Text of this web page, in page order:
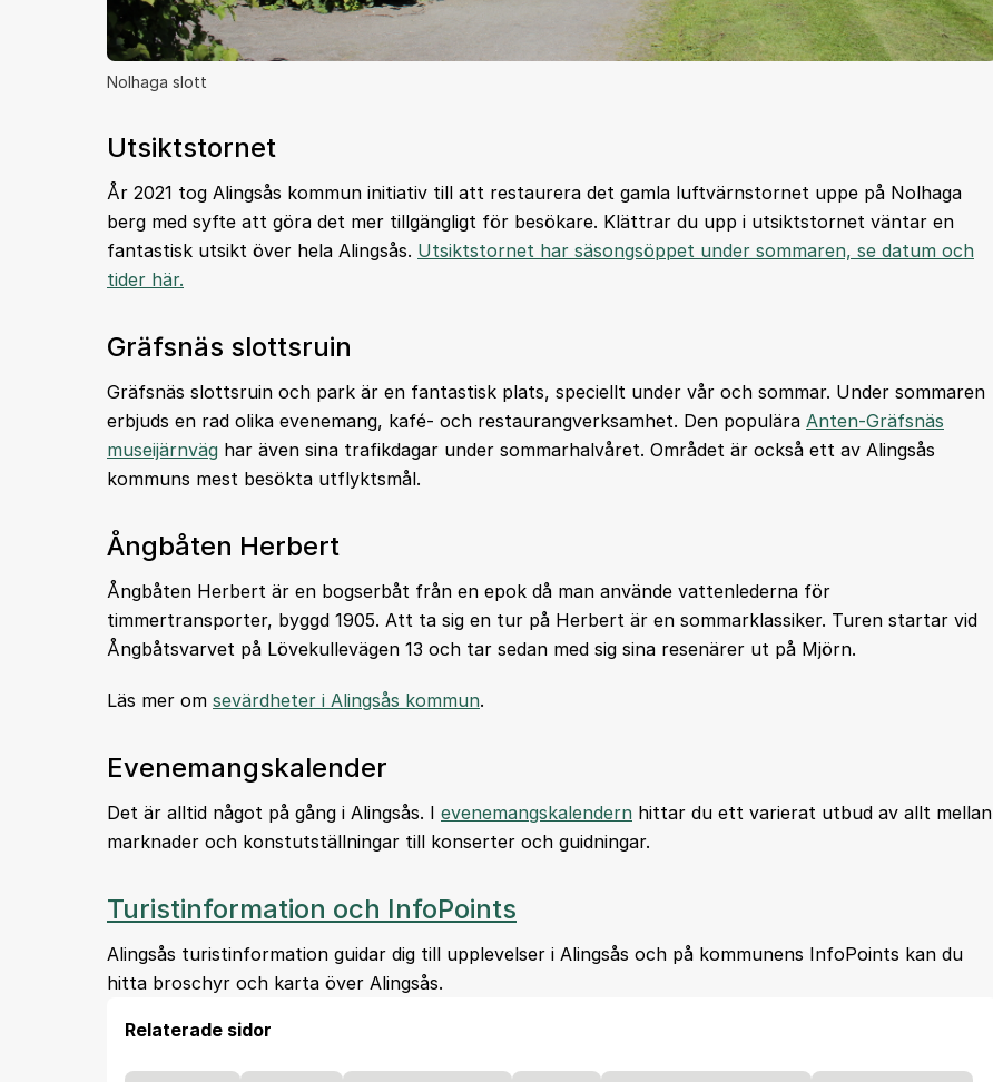
Nolhaga slott
Utsiktstornet
År 2021 tog Alingsås kommun initiativ till att restaurera det gamla luftvärnstornet uppe på Nolhaga
berg med syfte att göra det mer tillgängligt för besökare. Klättrar du upp i utsiktstornet väntar en
fantastisk utsikt över hela Alingsås. Utsiktstornet har säsongsöppet under sommaren, se datum och
tider här.
Gräfsnäs slottsruin
Gräfsnäs slottsruin och park är en fantastisk plats, speciellt under vår och sommar. Under sommaren
erbjuds en rad olika evenemang, kafé- och restaurangverksamhet. Den populära Anten-Gräfsnäs
museijärnväg har även sina trafikdagar under sommarhalvåret. Området är också ett av Alingsås
kommuns mest besökta utflyktsmål.
Ångbåten Herbert
Ångbåten Herbert är en bogserbåt från en epok då man använde vattenlederna för
timmertransporter, byggd 1905. Att ta sig en tur på Herbert är en sommarklassiker. Turen startar vid
Ångbåtsvarvet på Lövekullevägen 13 och tar sedan med sig sina resenärer ut på Mjörn.
Läs mer om sevärdheter i Alingsås kommun.
Evenemangskalender
Det är alltid något på gång i Alingsås. I evenemangskalendern hittar du ett varierat utbud av allt mellan
marknader och konstutställningar till konserter och guidningar.
Turistinformation och InfoPoints
Alingsås turistinformation guidar dig till upplevelser i Alingsås och på kommunens InfoPoints kan du
hitta broschyr och karta över Alingsås.
Relaterade sidor